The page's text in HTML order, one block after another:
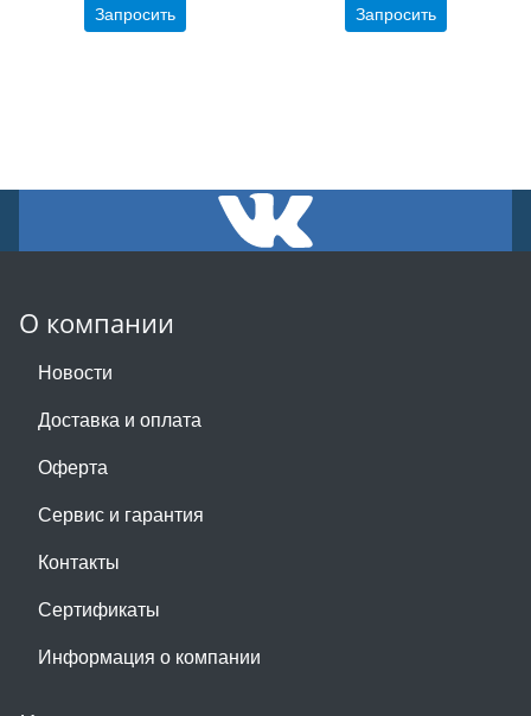
Запросить Запросить
О компании
Новости
Доставка и оплата
Оферта
Сервис и гарантия
Контакты
Сертификаты
Информация о компании